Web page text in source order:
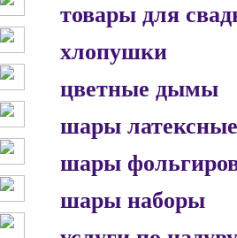
товары для
хлопушки
цветные дымы
шары латексные
шары
шары наборы